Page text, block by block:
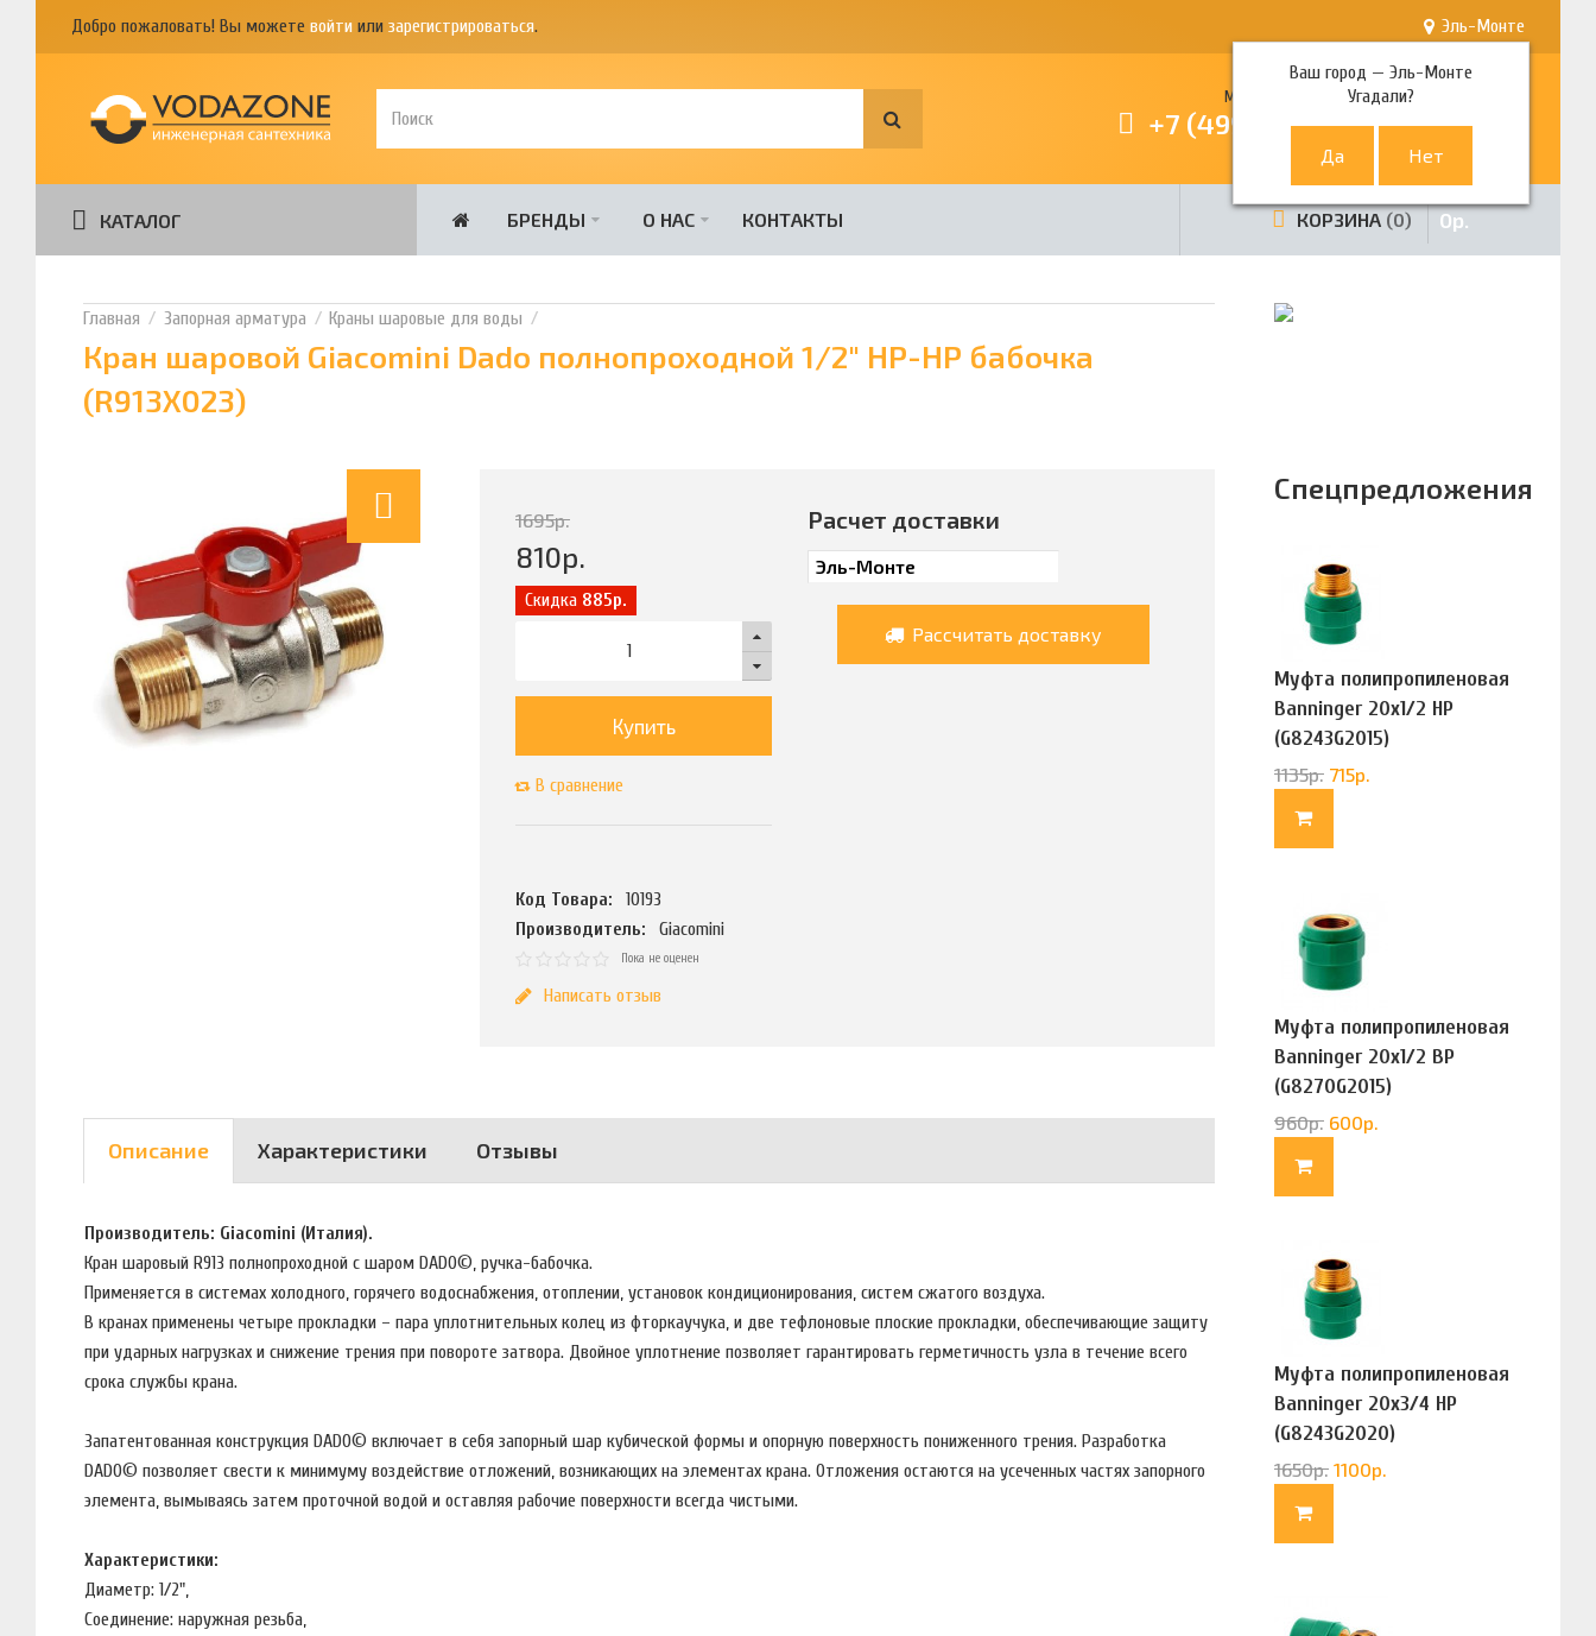
Добро пожаловать! Вы можете войти или зарегистрироваться. Эль-Монте
Ваш город —Эль-Монте
Угадали?
Многоканальный телефон
+7 (499) 380-80-80
КАТАЛОГ БРЕНДЫ О НАС КОНТАКТЫ КОРЗИНА 0 0р.
Запорная арматура Краны шаровые для воды
Кран шаровой Giacomini Dado полнопроходной 1/2" НР-НР бабочка
(R913X023)
1695р.
810р.
Скидка 885р.
Купить
В сравнение
Код Товара:
10193
Производитель:
Giacomini
Пока не оценен
Написать отзыв
Расчет доставки
Рассчитать доставку
Описание Характеристики Отзывы
Производитель: Giacomini (Италия).
Кран шаровый R913 полнопроходной с шаром DADO©, ручка-бабочка.
Применяется в системах холодного, горячего водоснабжения, отоплении, установок кондиционирования, систем сжатого воздуха.
В кранах применены четыре прокладки – пара уплотнительных колец из фторкаучука, и две тефлоновые плоские прокладки, обеспечивающие защиту
при ударных нагрузках и снижение трения при повороте затвора. Двойное уплотнение позволяет гарантировать герметичность узла в течение всего
срока службы крана.
Запатентованная конструкция DADO© включает в себя запорный шар кубической формы и опорную поверхность пониженного трения. Разработка
DADO© позволяет свести к минимуму воздействие отложений, возникающих на элементах крана. Отложения остаются на усеченных частях запорного
элемента, вымываясь затем проточной водой и оставляя рабочие поверхности всегда чистыми.
Характеристики:
Диаметр: 1/2",
Соединение: наружная резьба,
Спецпредложения
Муфта полипропиленовая
Banninger 20х1/2 НР
(G8243G2015)
1135р. 715р.
Муфта полипропиленовая
Banninger 20х1/2 ВР
(G8270G2015)
960р. 600р.
Муфта полипропиленовая
Banninger 20х3/4 НР
(G8243G2020)
1650р. 1100р.